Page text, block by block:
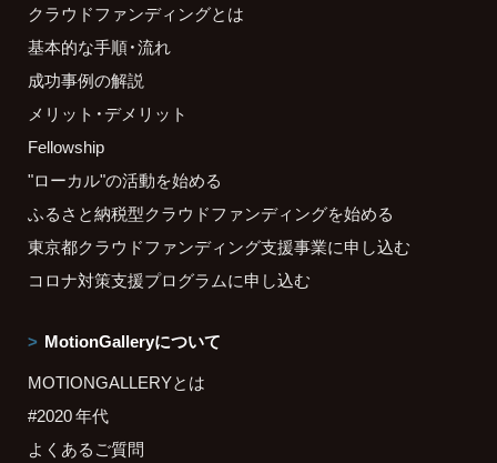
クラウドファンディングとは
基本的な手順・流れ
成功事例の解説
メリット・デメリット
Fellowship
"ローカル"の活動を始める
ふるさと納税型クラウドファンディングを始める
東京都クラウドファンディング支援事業に申し込む
コロナ対策支援プログラムに申し込む
MotionGalleryについて
MOTIONGALLERYとは
#2020 年代
よくあるご質問